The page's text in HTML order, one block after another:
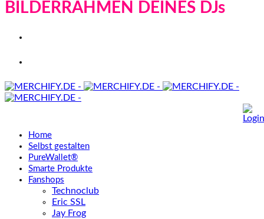
BILDERRAHMEN DEINES DJs
Home
Selbst gestalten
PureWallet®
Smarte Produkte
Fanshops
Technoclub
Eric SSL
Jay Frog